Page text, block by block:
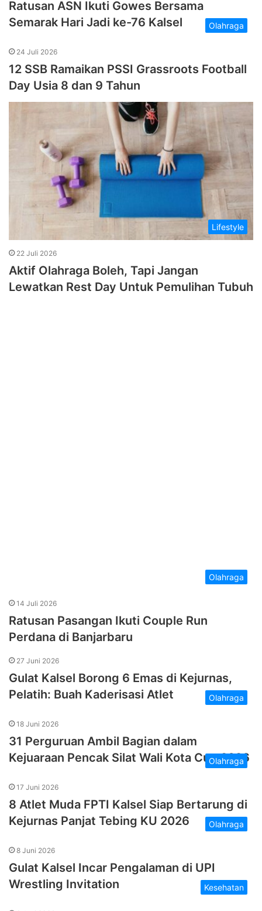
Ratusan ASN Ikuti Gowes Bersama
Semarak Hari Jadi ke-76 Kalsel
Olahraga
24 Juli 2026
12 SSB Ramaikan PSSI Grassroots Football
Day Usia 8 dan 9 Tahun
Lifestyle
22 Juli 2026
Aktif Olahraga Boleh, Tapi Jangan
Lewatkan Rest Day Untuk Pemulihan Tubuh
Olahraga
14 Juli 2026
Ratusan Pasangan Ikuti Couple Run
Perdana di Banjarbaru
27 Juni 2026
Gulat Kalsel Borong 6 Emas di Kejurnas,
Pelatih: Buah Kaderisasi Atlet
Olahraga
18 Juni 2026
31 Perguruan Ambil Bagian dalam
Kejuaraan Pencak Silat Wali Kota Cup 2026
Olahraga
17 Juni 2026
8 Atlet Muda FPTI Kalsel Siap Bertarung di
Kejurnas Panjat Tebing KU 2026
Olahraga
8 Juni 2026
Gulat Kalsel Incar Pengalaman di UPI
Wrestling Invitation
Kesehatan